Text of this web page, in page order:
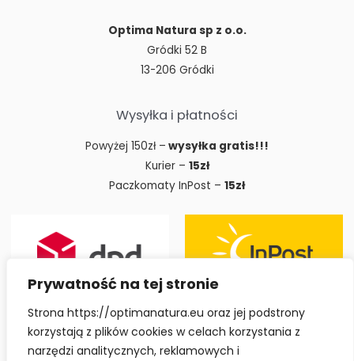
Prywatność na tej stronie
Strona https://optimanatura.eu oraz jej podstrony
korzystają z plików cookies w celach korzystania z
narzędzi analitycznych, reklamowych i
Optima Natura sp z o.o.
Gródki 52 B
13-206 Gródki
Wysyłka i płatności
Powyżej 150zł – wysyłka gratis!!!
Kurier – 15zł
Paczkomaty InPost – 15zł